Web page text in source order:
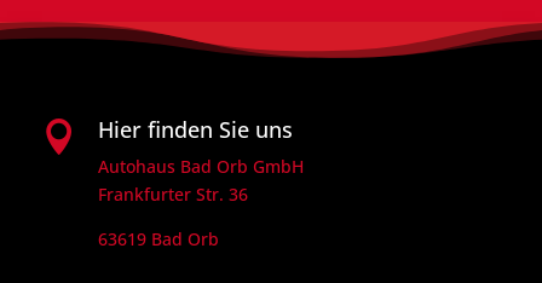
 Hier finden Sie uns
Autohaus Bad Orb GmbH
Frankfurter Str. 36
63619 Bad Orb